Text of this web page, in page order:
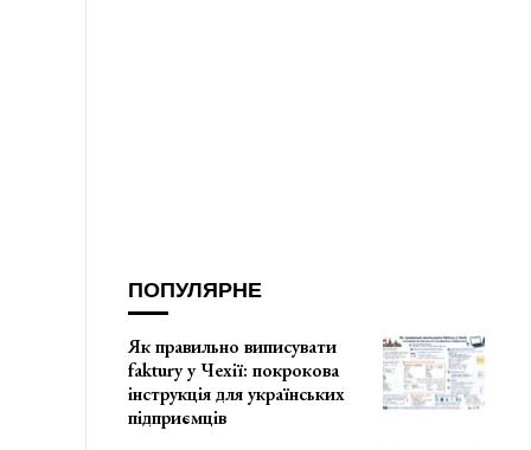
ПОПУЛЯРНЕ
Як правильно виписувати
faktury у Чехії: покрокова
інструкція для українських
підприємців